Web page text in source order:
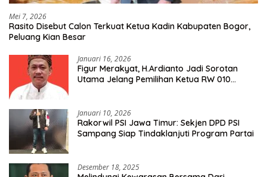
Mei 7, 2026
Rasito Disebut Calon Terkuat Ketua Kadin Kabupaten Bogor,
Peluang Kian Besar
Januari 16, 2026
Figur Merakyat, H.Ardianto Jadi Sorotan
Utama Jelang Pemilihan Ketua RW 010
Januari 10, 2026
Rakorwil PSI Jawa Timur: Sekjen DPD PSI
Sampang Siap Tindaklanjuti Program Partai
Desember 18, 2025